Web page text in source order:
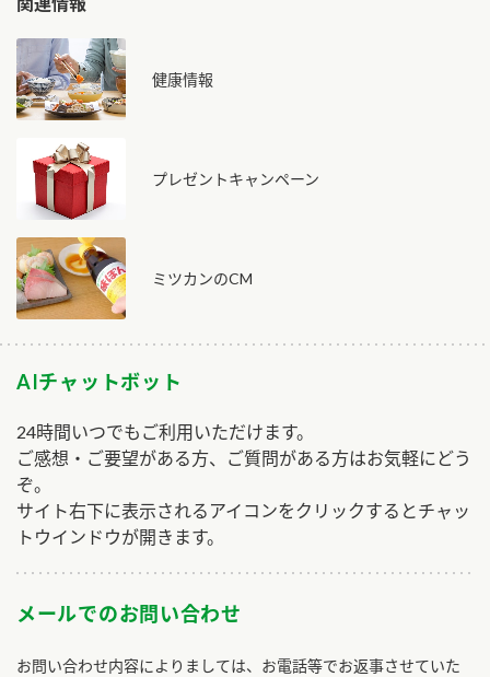
健康情報
プレゼントキャンペーン
ミツカンのCM
AIチャットボット
24時間いつでもご利用いただけます。
ご感想・ご要望がある方、ご質問がある方はお気軽にどう
ぞ。
サイト右下に表示されるアイコンをクリックするとチャッ
トウインドウが開きます。
メールでのお問い合わせ
お問い合わせ内容によりましては、お電話等でお返事させていた